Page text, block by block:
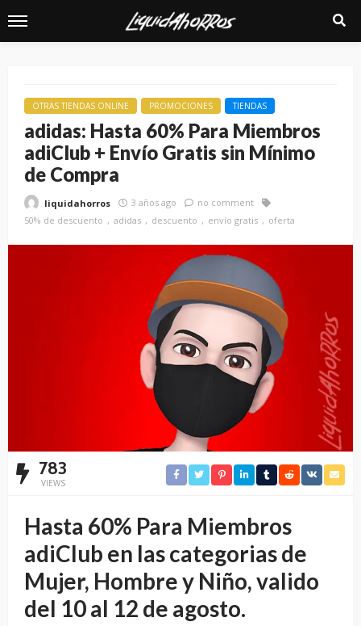
OTRAS TIENDAS ONLINE PROMOCIONES TIENDAS
adidas: Hasta 60% Para Miembros
adiClub + Envío Gratis sin Mínimo
de Compra
liquidahorros 3 años ago
no comment
50% de descuento
adidas descuento envío gratis oferta
783
VIEWS
Hasta 60% Para Miembros
adiClub en las categorias de
Mujer, Hombre y Niño, valido
del 10 al 12 de agosto.